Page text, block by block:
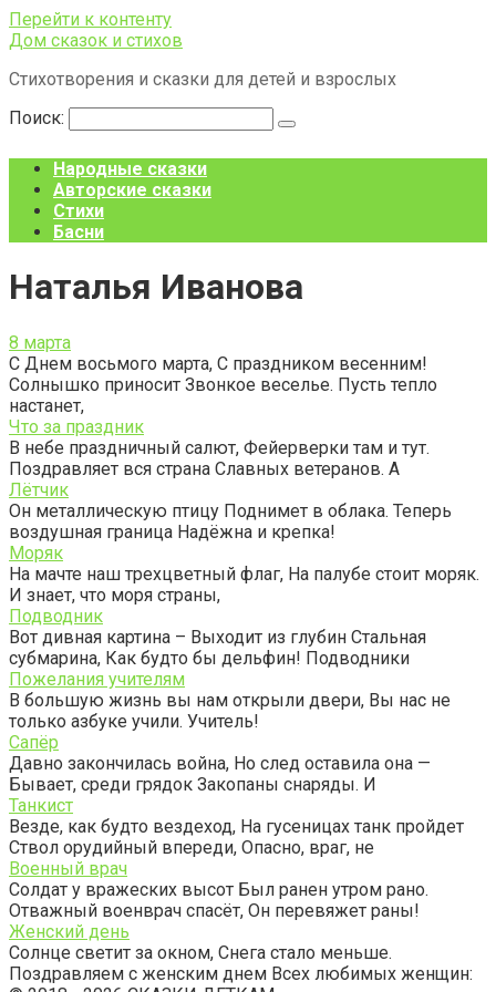
Перейти к контенту
Дом сказок и стихов
Стихотворения и сказки для детей и взрослых
Поиск:
Народные сказки
Авторские сказки
Стихи
Басни
Наталья Иванова
8 марта
С Днем восьмого марта, С праздником весенним!
Солнышко приносит Звонкое веселье. Пусть тепло
настанет,
Что за праздник
В небе праздничный салют, Фейерверки там и тут.
Поздравляет вся страна Славных ветеранов. А
Лётчик
Он металлическую птицу Поднимет в облака. Теперь
воздушная граница Надёжна и крепка!
Моряк
На мачте наш трехцветный флаг, На палубе стоит моряк.
И знает, что моря страны,
Подводник
Вот дивная картина – Выходит из глубин Стальная
субмарина, Как будто бы дельфин! Подводники
Пожелания учителям
В большую жизнь вы нам открыли двери, Вы нас не
только азбуке учили. Учитель!
Сапёр
Давно закончилась война, Но след оставила она —
Бывает, среди грядок Закопаны снаряды. И
Танкист
Везде, как будто вездеход, На гусеницах танк пройдет
Ствол орудийный впереди, Опасно, враг, не
Военный врач
Солдат у вражеских высот Был ранен утром рано.
Отважный военврач спасёт, Он перевяжет раны!
Женский день
Солнце светит за окном, Снега стало меньше.
Поздравляем с женским днем Всех любимых женщин: